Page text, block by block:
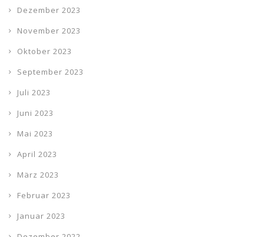
Dezember 2023
November 2023
Oktober 2023
September 2023
Juli 2023
Juni 2023
Mai 2023
April 2023
März 2023
Februar 2023
Januar 2023